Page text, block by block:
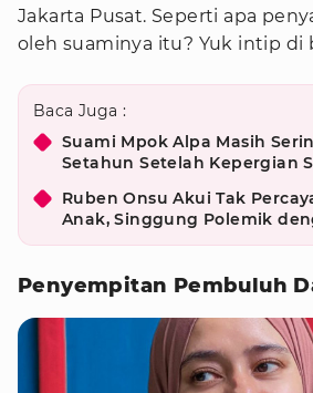
Jakarta Pusat. Seperti apa
oleh suaminya itu? Yuk intip di
Baca Juga :
Suami Mpok Alpa Masih
Setahun Setelah Kepergian
Ruben Onsu Akui Tak
Anak, Singgung Polemik
Penyempitan Pembuluh